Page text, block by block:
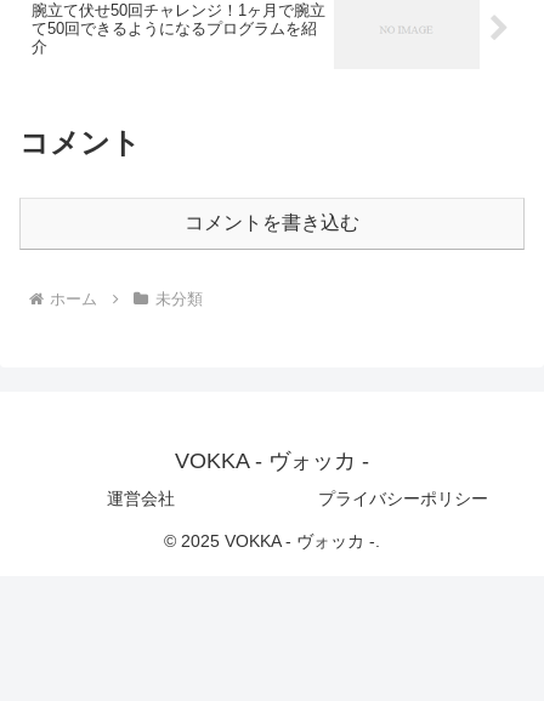
腕立て伏せ50回チャレンジ！1ヶ月で腕立
て50回できるようになるプログラムを紹
介
コメント
コメントを書き込む
ホーム 未分類
VOKKA - ヴォッカ -
運営会社 プライバシーポリシー
© 2025 VOKKA - ヴォッカ -.